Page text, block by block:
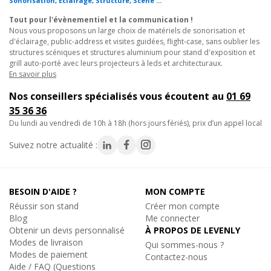
professionnel.
• Serrage rapide pour un montage temporaire lors d'un
événement public.
Choisissez ce collier Twenty Clamp noir pour vos montages
légers sur structures aluminium : rapide à installer, fiable et
Caractéristiques techniques :
- Charge de 20Kg
- Boulon M10 inclus
Tout pour l'évènementiel et la communication !
Nous vous proposons un large choix de matériels de sonorisation et
d'éclairage, public-address et visites guidées, flight-case, sans oublier les
structures scéniques et structures aluminium pour stand d'exposition et
grill auto-porté avec leurs projecteurs à leds et architecturaux.
En savoir plus
Nos conseillers spécialisés vous écoutent au 01 69
35 36 36
du lundi au vendredi de 10h à 18h (hors jours fériés), prix d’un appel local
Suivez notre actualité :
BESOIN D'AIDE ?
Réussir son stand
Blog
Obtenir un devis personnalisé
Modes de livraison
Modes de paiement
Aide / FAQ (Questions
MON COMPTE
Créer mon compte
Me connecter
À PROPOS DE LEVENLY
Qui sommes-nous ?
Contactez-nous